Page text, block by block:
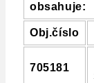
obsahuje:
Obj.číslo
705181